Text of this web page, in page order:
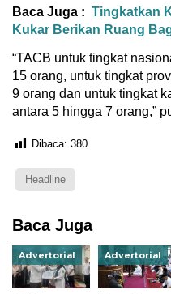
Baca Juga : Tingkatkan
Kukar Berikan Ruang
“TACB untuk tingkat
15 orang, untuk tingkat
9 orang dan untuk tingkat
antara 5 hingga 7 orang,”
Dibaca: 380
Headline
Baca Juga
Advertorial Advertorial